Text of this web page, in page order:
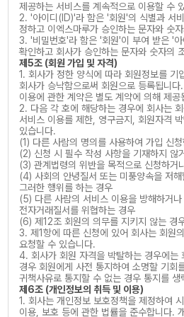
제공하는 서비스를 계속적으로 이용할 수
2. '아이디(ID)'라 함은 '회원'의 식별과 서
정하고 이엑스마루가 승인하는 문자와 숫
3. '비밀번호'라 함은 '회원'이 부여 받은 '
확인하고 회사가 승인하는 문자와 숫자의
제5조 (회원 가입 및 자격)
1. 회사가 정한 양식에 따라 회원정보를 기
회사가 승낙함으로써 회원으로 등록됩니
이용에 관한 계약은 별도 계약에 의해 제공
2. 다음 각 호에 해당하는 경우에 회사는
서비스 이용를 제한, 영구금지, 회원자격
있습니다.
(1) 다른 사람의 명의를 사용하여 가입 신
(2) 신청 시 필수 작성 사항을 기재하지 않
(3) 관계법령의 위반을 목적으로 신청하거
(4) 사회의 안녕질서 또는 미풍양속을 저
그러한 행위를 하는 경우
(5) 다른 사람의 서비스 이용을 방해하거
전자거래질서를 위협하는 경우
(6) 제12조 회원의 의무를 지키지 않는 경
3. 제1항에 따른 신청에 있어 회사는 회원
요청할 수 있습니다.
4. 회사가 회원 자격을 박탈하는 경우에는
경우 회원에게 사전 통지하여 소명할 기회
귀책사유로 통지할 수 없는 경우 통지를 생
제6조 (개인정보의 취득 및 이용)
1. 회사는 개인정보 보호정책을 제정하여
이용, 보호 등에 관한 법률을 준수합니다.